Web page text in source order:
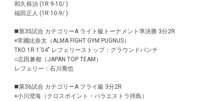
和久裕治 (1R 9-10/ )
福田正人 (1R 10-9/ )
◼️第35試合 カテゴリーA ライト級トーナメント準決勝 3分2R
×常國比奈太（ALMA FIGHT GYM PUGNUS）
TKO 1R 1'04" レフェリーストップ：グラウンドパンチ
○志田兼都（JAPAN TOP TEAM）
レフェリー：石川喬也
◼️第36試合 カテゴリーA フライ級 3分2R
×小川澄海（クロスポイント・パラエストラ拝島）